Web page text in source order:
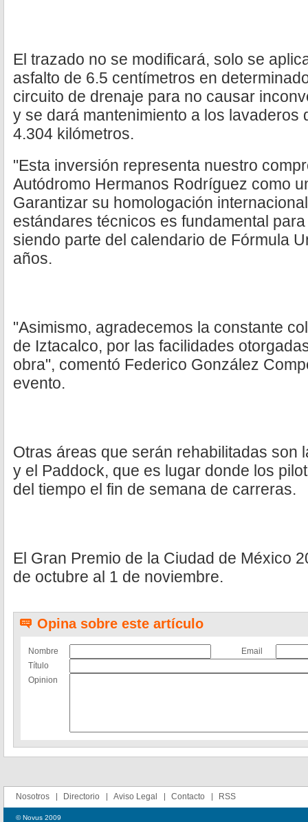
El trazado no se modificará, solo se
asfalto de 6.5 centímetros en
circuito de drenaje para no causar
y se dará mantenimiento a los lavaderos
4.304 kilómetros.
"Esta inversión representa nuestro
Autódromo Hermanos Rodríguez como
Garantizar su homologación
estándares técnicos es fundamental
siendo parte del calendario de Fórmula
años.
"Asimismo, agradecemos la constante
de Iztacalco, por las facilidades
obra", comentó Federico González
evento.
Otras áreas que serán rehabilitadas son
y el Paddock, que es lugar donde los
del tiempo el fin de semana de carreras.
El Gran Premio de la Ciudad de México
de octubre al 1 de noviembre.
Opina sobre este artículo
Nombre
Email
Título
Opinion
Nosotros Directorio Aviso Legal Contacto RSS
© Novus 2009